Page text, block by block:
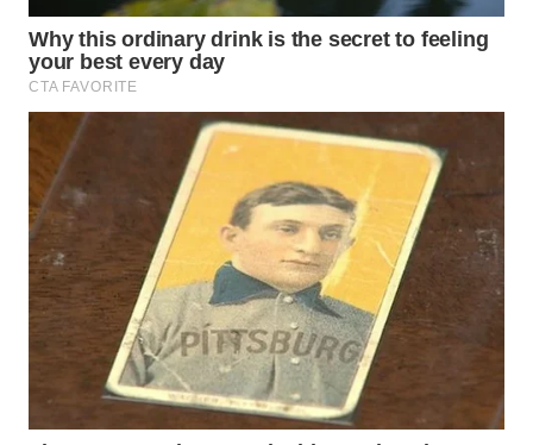
WN
KALTARA
WN
KALSEL
WN
KALTIM
WN
SULSEL
WN
GORONTALO